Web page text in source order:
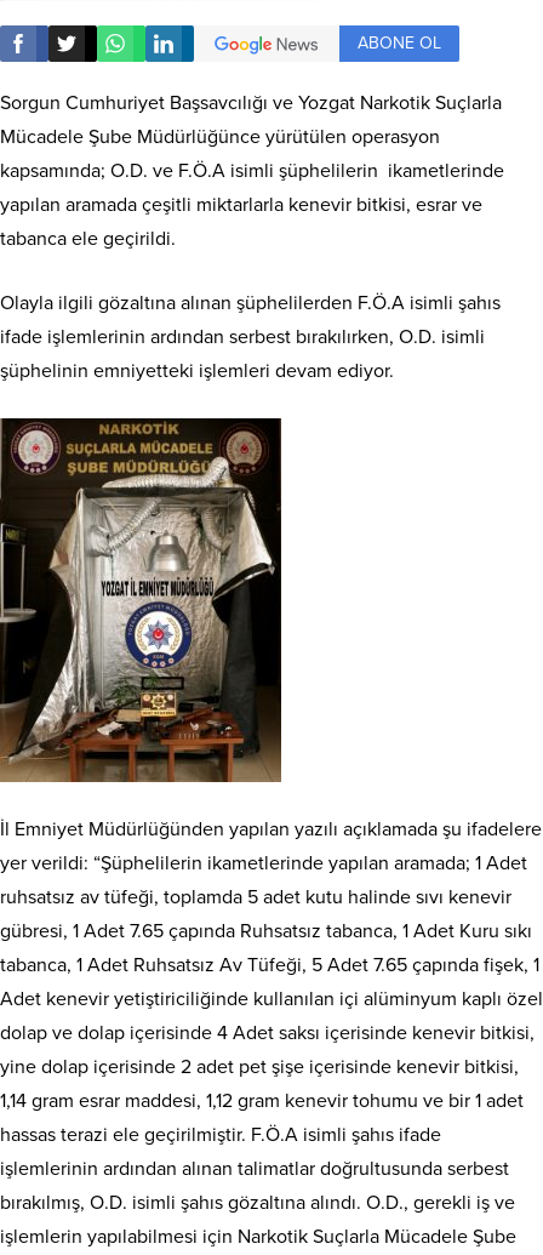
ABONE OL
Sorgun Cumhuriyet Başsavcılığı ve Yozgat Narkotik Suçlarla
Mücadele Şube Müdürlüğünce yürütülen operasyon
kapsamında; O.D. ve F.Ö.A isimli şüphelilerin ikametlerinde
yapılan aramada çeşitli miktarlarla kenevir bitkisi, esrar ve
tabanca ele geçirildi.
Olayla ilgili gözaltına alınan şüphelilerden F.Ö.A isimli şahıs
ifade işlemlerinin ardından serbest bırakılırken, O.D. isimli
şüphelinin emniyetteki işlemleri devam ediyor.
İl Emniyet Müdürlüğünden yapılan yazılı açıklamada şu ifadelere
yer verildi: “Şüphelilerin ikametlerinde yapılan aramada; 1 Adet
ruhsatsız av tüfeği, toplamda 5 adet kutu halinde sıvı kenevir
gübresi, 1 Adet 7.65 çapında Ruhsatsız tabanca, 1 Adet Kuru sıkı
tabanca, 1 Adet Ruhsatsız Av Tüfeği, 5 Adet 7.65 çapında fişek, 1
Adet kenevir yetiştiriciliğinde kullanılan içi alüminyum kaplı özel
dolap ve dolap içerisinde 4 Adet saksı içerisinde kenevir bitkisi,
yine dolap içerisinde 2 adet pet şişe içerisinde kenevir bitkisi,
1,14 gram esrar maddesi, 1,12 gram kenevir tohumu ve bir 1 adet
hassas terazi ele geçirilmiştir. F.Ö.A isimli şahıs ifade
işlemlerinin ardından alınan talimatlar doğrultusunda serbest
bırakılmış, O.D. isimli şahıs gözaltına alındı. O.D., gerekli iş ve
işlemlerin yapılabilmesi için Narkotik Suçlarla Mücadele Şube